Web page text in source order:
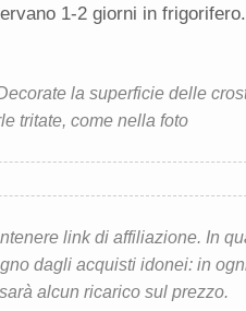
1-2 giorni in frigorifero.
la superficie delle
tritate, come nella foto
link di affiliazione. In
dagli acquisti idonei: in
alcun ricarico sul prezzo.